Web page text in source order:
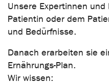
Unsere Expertinnen
Patientin oder dem
und Bedürfnisse.
Danach erarbeiten sie
Ernährungs-Plan.
Wir wissen: